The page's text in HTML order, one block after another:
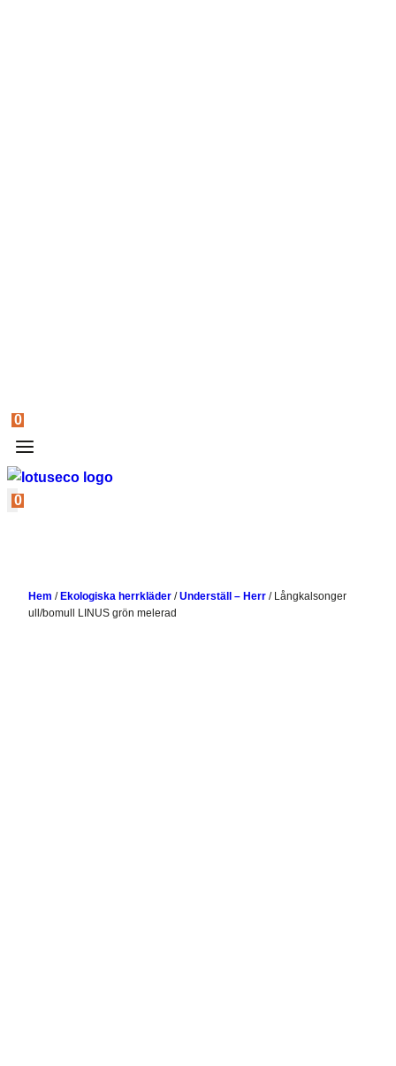
0
0
Hem / Ekologiska herrkläder /Underställ – Herr / Långkalsonger
ull/bomull LINUS grön melerad